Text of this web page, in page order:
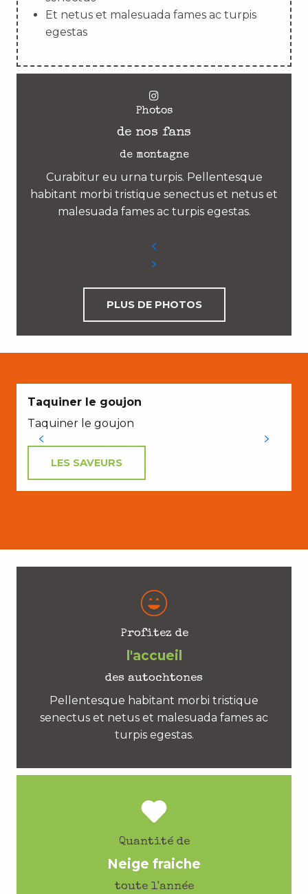
Et netus et malesuada fames ac turpis
egestas
Photos
de nos fans
de montagne
Curabitur eu urna turpis. Pellentesque
habitant morbi tristique senectus et netus et
malesuada fames ac turpis egestas.
PLUS DE PHOTOS
Taquiner le goujon
Taquiner le goujon
LES SAVEURS
Profitez de
l'accueil
des autochtones
Pellentesque habitant morbi tristique
senectus et netus et malesuada fames ac
turpis egestas.
Quantité de
Neige fraiche
toute l'année